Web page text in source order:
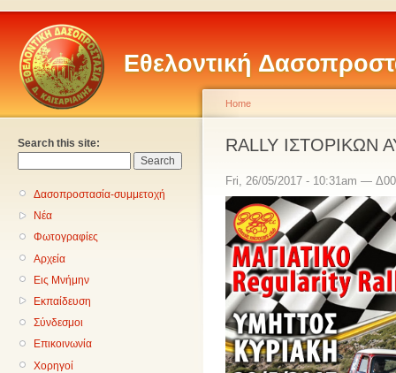
Εθελοντική
Search this site:
Δασοπροστασία-συμμετοχή
Νέα
Φωτογραφίες
Αρχεία
Εις Μνήμην
Εκπαίδευση
Σύνδεσμοι
Επικοινωνία
Χορηγοί
Home
RALLY
Fri, 26/05/2017 - 10:31am —